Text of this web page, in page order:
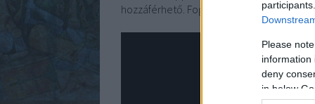
Please
information
deny
in below
hozzáférhető. Fogadjátok és